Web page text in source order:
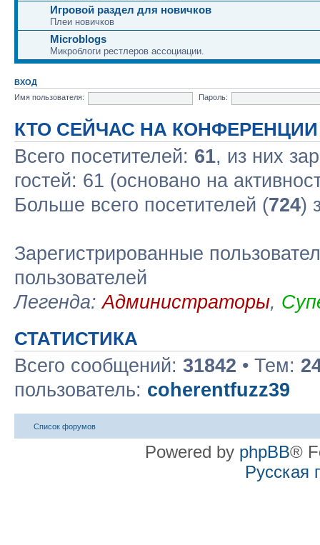
Игровой раздел для новичков
Плеи новичков
Microblogs
Микроблоги рестлеров ассоциации.
ВХОД
Имя пользователя:
Пароль:
КТО СЕЙЧАС НА КОНФЕРЕНЦИИ
Всего посетителей: 61, из них
гостей: 61 (основано на
Больше всего посетителей (724)
Зарегистрированные
пользователей
Легенда:Администраторы,
СТАТИСТИКА
Всего сообщений: 31842 • Тем:
пользователь: coherentfuzz39
Список форумов
Powered by phpBB®
Русская